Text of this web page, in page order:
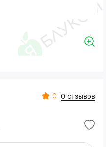
0 0 отзывов